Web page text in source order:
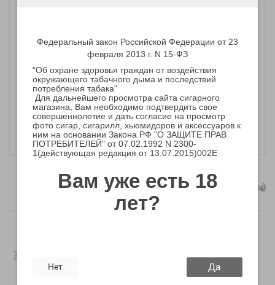
Федеральный закон Российской Федерации от 23
февраля 2013 г. N 15-ФЗ
"Об охране здоровья граждан от воздействия
окружающего табачного дыма и последствий
потребления табака"
Для дальнейшего просмотра сайта сигарного
магазина, Вам необходимо подтвердить свое
совершеннолетие и дать согласие на просмотр
фото сигар, сигарилл, хьюмидоров и аксессуаров к
ним на основании Закона РФ "О ЗАЩИТЕ ПРАВ
ПОТРЕБИТЕЛЕЙ" от 07.02.1992 N 2300-
1(действующая редакция от 13.07.2015)002E
Вам уже есть 18
лет?
Нет Да
Сигары AJ Fernandez
20th Anniversary Toro
Limited Edition
90 000 р.
+
-
Сигары AJ Fernandez
20th Anniversary
Torpedo Belicoso
Limited
262 500 р.
-
Показано с 1 по 4 из 4 (всего 1 страниц)
инновациями и традициями. Основатель
бренда, Абель Хосе Фернандес, —